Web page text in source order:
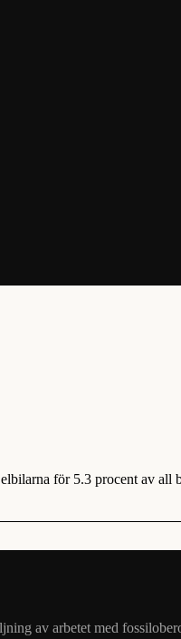
för 5.3 procent av
av arbetet med